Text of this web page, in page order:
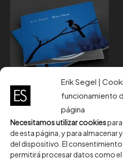
Erik Segel |
funcionamiento
página
Necesitamos utilizar cookies
de esta página, y para
del dispositivo. El
permitirá procesar datos como
CD
10,00€
ADD TO CART